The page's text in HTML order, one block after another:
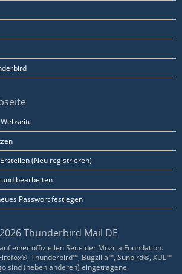
(Neu registrieren)
bearbeiten
Passwort festlegen
Thunderbird Mail DE
einer offiziellen Seite der Mozilla Foundation.
Thunderbird™, Bugzilla™, Sunbird®, XUL™
sind (neben anderen) eingetragene